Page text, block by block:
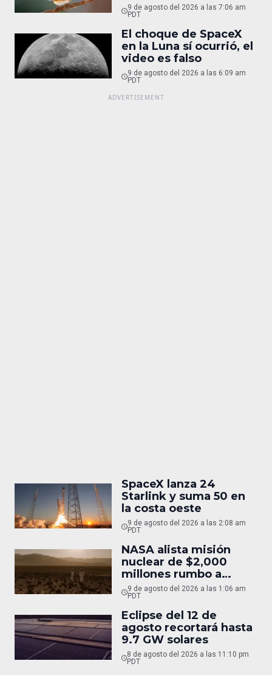
9 de agosto del 2026 a las 7:06 am
PDT
El choque de SpaceX
en la Luna sí ocurrió, el
video es falso
9 de agosto del 2026 a las 6:09 am
PDT
SpaceX lanza 24
Starlink y suma 50 en
la costa oeste
9 de agosto del 2026 a las 2:08 am
PDT
NASA alista misión
nuclear de $2,000
millones rumbo a
Marte
9 de agosto del 2026 a las 1:06 am
PDT
Eclipse del 12 de
agosto recortará hasta
9.7 GW solares
8 de agosto del 2026 a las 11:10 pm
PDT